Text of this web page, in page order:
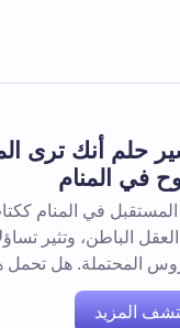
حلم أنك ترى
في المنام
المستقبل في المنام
العقل الباطن، وتثير
المحتملة. هل تحمل
المزيد